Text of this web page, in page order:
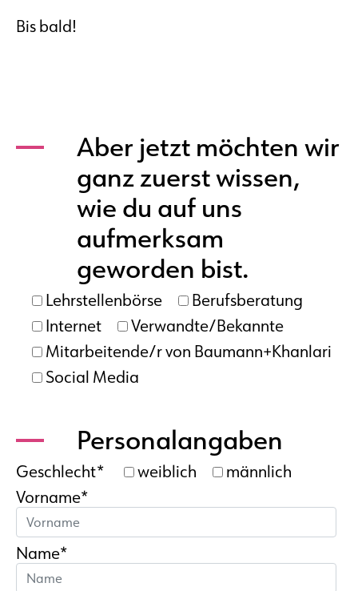
Bis bald!
Aber jetzt möchten wir
ganz zuerst wissen,
wie du auf uns
aufmerksam
geworden bist.
Lehrstellenbörse
Berufsberatung
Internet
Verwandte/Bekannte
Mitarbeitende/r von Baumann+Khanlari
Social Media
Personalangaben
Geschlecht* weiblich
männlich
Vorname*
Name*